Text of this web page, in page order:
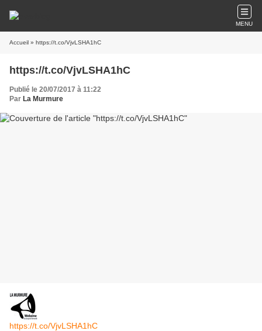
MENU
Accueil » https://t.co/VjvLSHA1hC
https://t.co/VjvLSHA1hC
Publié le 20/07/2017 à 11:22
Par La Murmure
https://t.co/VjvLSHA1hC